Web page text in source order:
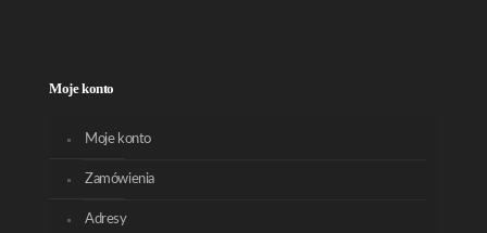
Moje konto
Moje konto
Zamówienia
Adresy